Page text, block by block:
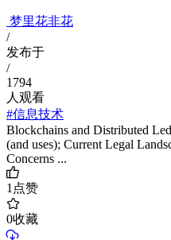
梦里花非花
/
发布于
/
1794
人观看
#信息技术
Blockchains and Distributed
(and uses); Current Legal
Concerns ...
1点赞
0收藏